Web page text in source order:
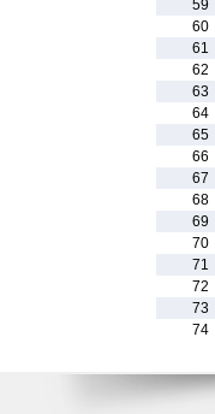
59
60
61
62
63
64
65
66
67
68
69
70
71
72
73
74